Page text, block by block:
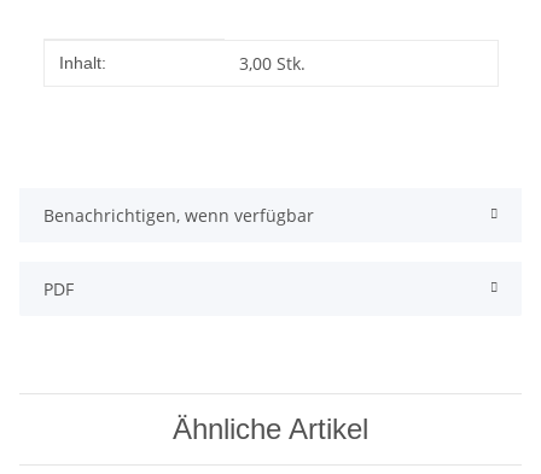
Produkteigenschaft
Wert
Inhalt: 3,00 Stk.
Benachrichtigen, wenn verfügbar
PDF
Ähnliche Artikel